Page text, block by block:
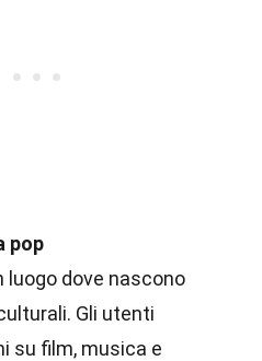
pop
luogo dove nascono
Gli utenti
su film, musica e